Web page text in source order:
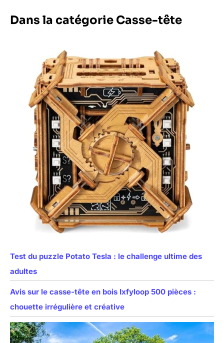
Dans la catégorie Casse-tête
Test du puzzle Potato Tesla : le challenge ultime des
adultes
Avis sur le casse-tête en bois Ixfyloop 500 pièces :
chouette irrégulière et créative